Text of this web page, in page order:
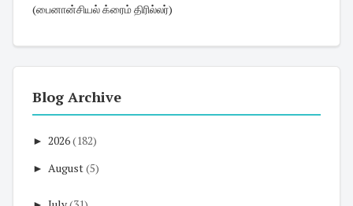
(பைனான்சியல் க்ரைம் திரில்லர்)
Blog Archive
► 2026(182)
► August(5)